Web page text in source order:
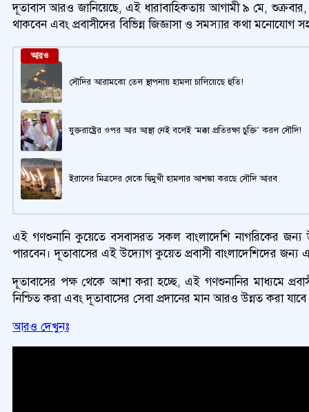
দূতাবাস আরও জানিয়েছে, এই ধারাবাহিকতায় আগামী ৯ মে,
থাকবেন এবং প্রবাসীদের বিভিন্ন জিজ্ঞাসা ও সমস্যার কথা মনোযোগ
আরও
সৌদির আরামকো তেল স্থাপনায় হামলা চালিয়েছে হুতি!
যুক্তরাষ্ট্রের ওপর আর আস্থা নেই বলেই ‘মক্কা প্রতিরক্ষা চুক্তি’ করল সৌদি!
ইরানের মিত্রদের থেকে দ্বিমুখী হামলার আশঙ্কা করছে সৌদি আরব
এই গণশুনানি কুয়েতে বসবাসরত সকল বাংলাদেশি নাগরিকের জন্য
পারবেন। দূতাবাসের এই উদ্যোগ কুয়েত প্রবাসী বাংলাদেশিদের জন্য
দূতাবাসের পক্ষ থেকে আশা করা হচ্ছে, এই গণশুনানির মাধ্যমে
নিশ্চিত করা এবং দূতাবাসের সেবা প্রদানের মান আরও উন্নত করা
আরও দেখুনঃ